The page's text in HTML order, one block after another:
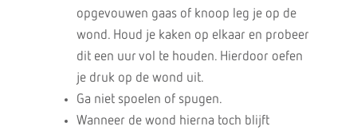
opgevouwen gaas of knoop leg je op de
wond. Houd je kaken op elkaar en probeer
dit een uur vol te houden. Hierdoor oefen
je druk op de wond uit.
Ga niet spoelen of spugen.
Wanneer de wond hierna toch blijft